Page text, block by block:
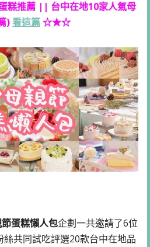
推薦 || 台中在地10家人氣母
)看這篇☆★☆
蛋糕懶人包企劃一共邀請了6位
共同試吃評選20款台中在地品